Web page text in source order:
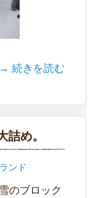
→ 続きを読む
詰め。
ンド
のブロック